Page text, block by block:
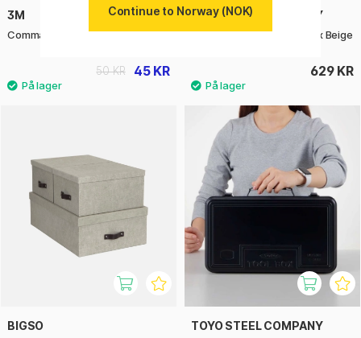
3M
Command Adhesive Strips
45 KR
50 KR
TOYO STEEL COMPANY
Y350 Camber Top Toolbox Beige
629 KR
BIGSO TOYO STEEL COMPANY
Continue to Norway (NOK)